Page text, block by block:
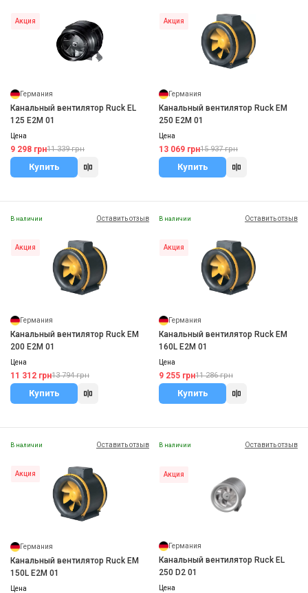
Акция
Германия
Канальный вентилятор Ruck EL
125 E2M 01
Цена
9 298 грн11 339 грн
Купить
Акция
Германия
Канальный вентилятор Ruck EM
250 E2M 01
Цена
13 069 грн15 937 грн
Купить
В наличии Оставить отзыв
Акция
Германия
Канальный вентилятор Ruck EM
200 E2M 01
Цена
11 312 грн13 794 грн
Купить
В наличии Оставить отзыв
Акция
Германия
Канальный вентилятор Ruck EM
160L E2M 01
Цена
9 255 грн11 286 грн
Купить
В наличии Оставить отзыв
Акция
Германия
Канальный вентилятор Ruck EM
150L E2M 01
Цена
В наличии Оставить отзыв
Акция
Германия
Канальный вентилятор Ruck EL
250 D2 01
Цена